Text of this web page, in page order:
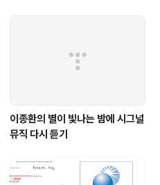
이종환의 별이 빛나는 밤에 시그널
뮤직 다시 듣기